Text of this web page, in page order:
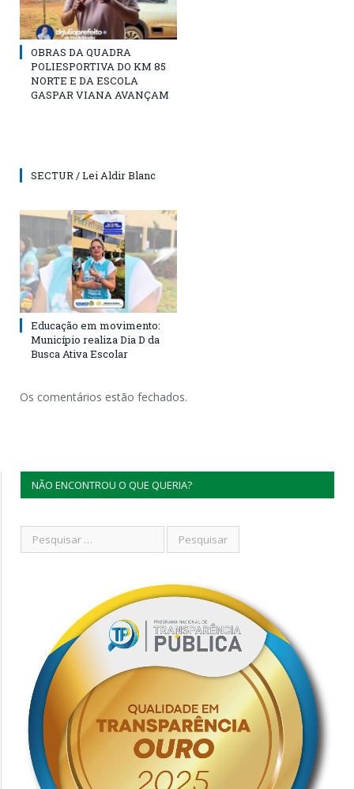
OBRAS DA QUADRA
POLIESPORTIVA DO KM 85
NORTE E DA ESCOLA
GASPAR VIANA AVANÇAM
SECTUR / Lei Aldir Blanc
Educação em movimento:
Município realiza Dia D da
Busca Ativa Escolar
Os comentários estão fechados.
NÃO ENCONTROU O QUE QUERIA?